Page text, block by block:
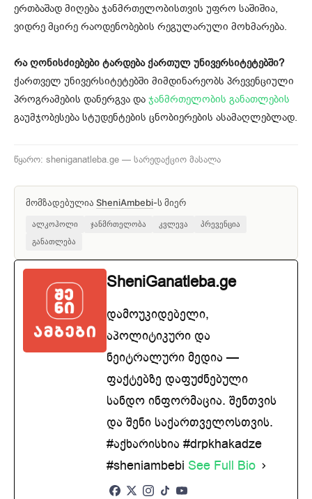
ერთბაშად მიღება ჯანმრთელობისთვის უფრო საშიშია,
ვიდრე მცირე რაოდენობების რეგულარული მოხმარება.
რა ღონისძიებები ტარდება ქართულ უნივერსიტეტებში?
ქართველ უნივერსიტეტებში მიმდინარეობს პრევენციული
პროგრამების დანერგვა და ჯანმრთელობის განათლების
გაუმჯობესება სტუდენტების ცნობიერების ასამაღლებლად.
წყარო: sheniganatleba.ge — სარედაქციო მასალა
მომზადებულია SheniAmbebi-ს მიერ
ალკოჰოლი ჯანმრთელობა კვლევა
პრევენცია
განათლება
SheniGanatleba.ge
დამოუკიდებელი,
აპოლიტიკური და
ნეიტრალური მედია —
ფაქტებზე დაფუძნებული
სანდო ინფორმაცია. შენთვის
და შენი საქართველოსთვის.
#აქხარისხია #drpkhakadze
#sheniambebi See Full Bio